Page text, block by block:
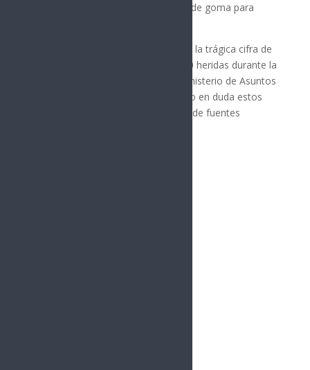
uso de gases lacrimógenos y balas de goma para
Las Naciones Unidas informaron de la trágica cifra de
22 personas fallecidas y más de 100 heridas durante la
semana de protestas, aunque el Ministerio de Asuntos
Exteriores de Madagascar ha puesto en duda estos
datos, afirmando que no provienen de fuentes